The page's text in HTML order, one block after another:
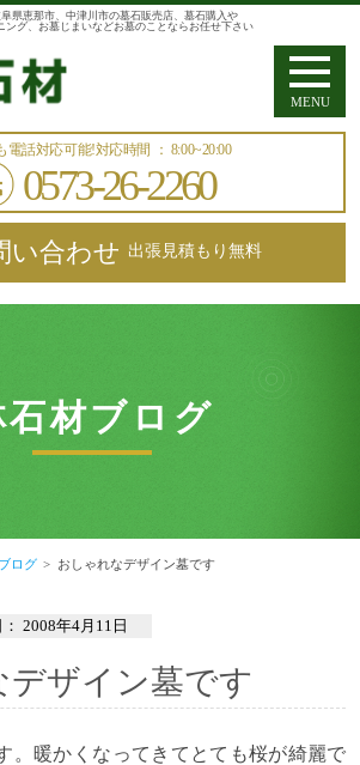
県恵那市、中津川市の墓石販売店、墓石購入や
ング、お墓じまいなどお墓のことならお任せ下さい
MENU
電話対応可能!対応時間 ： 8:00~20:00
0573-26-2260
い合わせ 出張見積もり無料
石材ブログ
ブログ おしゃれなデザイン墓です
2008年4月11日
デザイン墓です
。暖かくなってきてとても桜が綺麗で